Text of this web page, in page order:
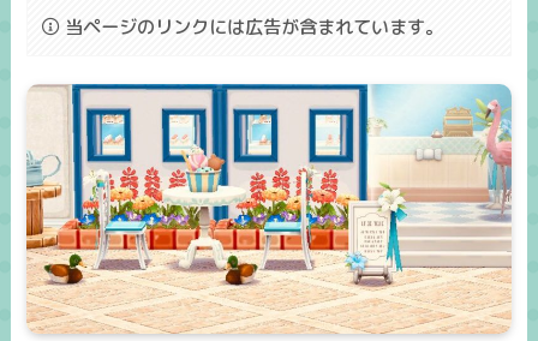
当ページのリンクには広告が含まれています。